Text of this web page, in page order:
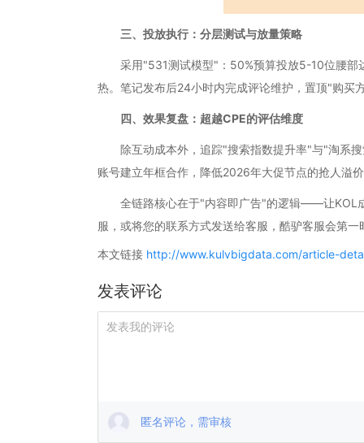
三、投放执行：分层测试与放量策略
采用"531测试模型"：50%预算投放5-10位腰部
热。笔记发布后24小时内完成评论维护，置顶"购买
四、效果复盘：超越CPE的评估维度
除互动成本外，追踪"搜索指数提升率"与"淘系搜
账号建立年框合作，降低2026年大促节点的抢人溢
全链路核心在于"内容即广告"的逻辑——让KOL成
服，或将您的联系方式发送给客服，酷驴客服会第
本文链接 http://www.kulvbigdata.com/article-
发表评论
匿名评论，需审核